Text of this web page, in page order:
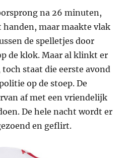
na 26 minuten,
handen, maar maakte vlak
de spelletjes door
de klok. Maar al klinkt er
staat die eerste avond
op de stoep. De
af met een vriendelijk
De hele nacht wordt er
en geflirt.